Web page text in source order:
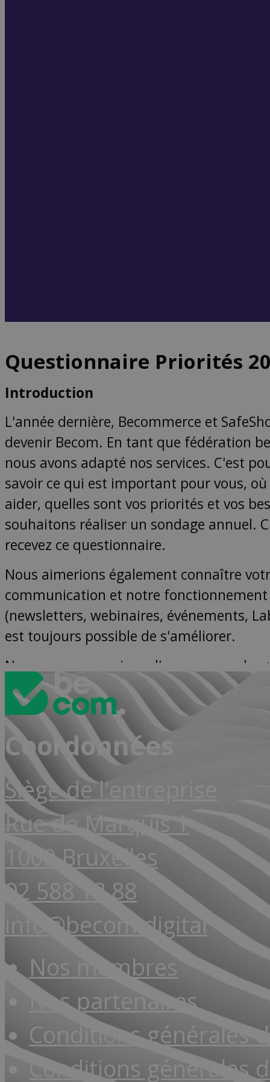
Coordonnées
Siège de l'entreprise
Rue de Marquis 1
1000 Bruxelles
02 588 18 88
info@becom.digital
Nos membres
Nos partenaires
Conditions générales
Conditions générales